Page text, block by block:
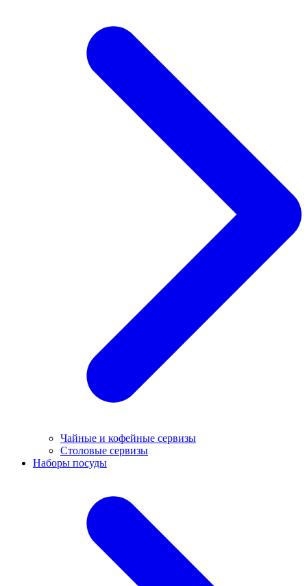
Чайные и кофейные сервизы
Столовые сервизы
Наборы посуды